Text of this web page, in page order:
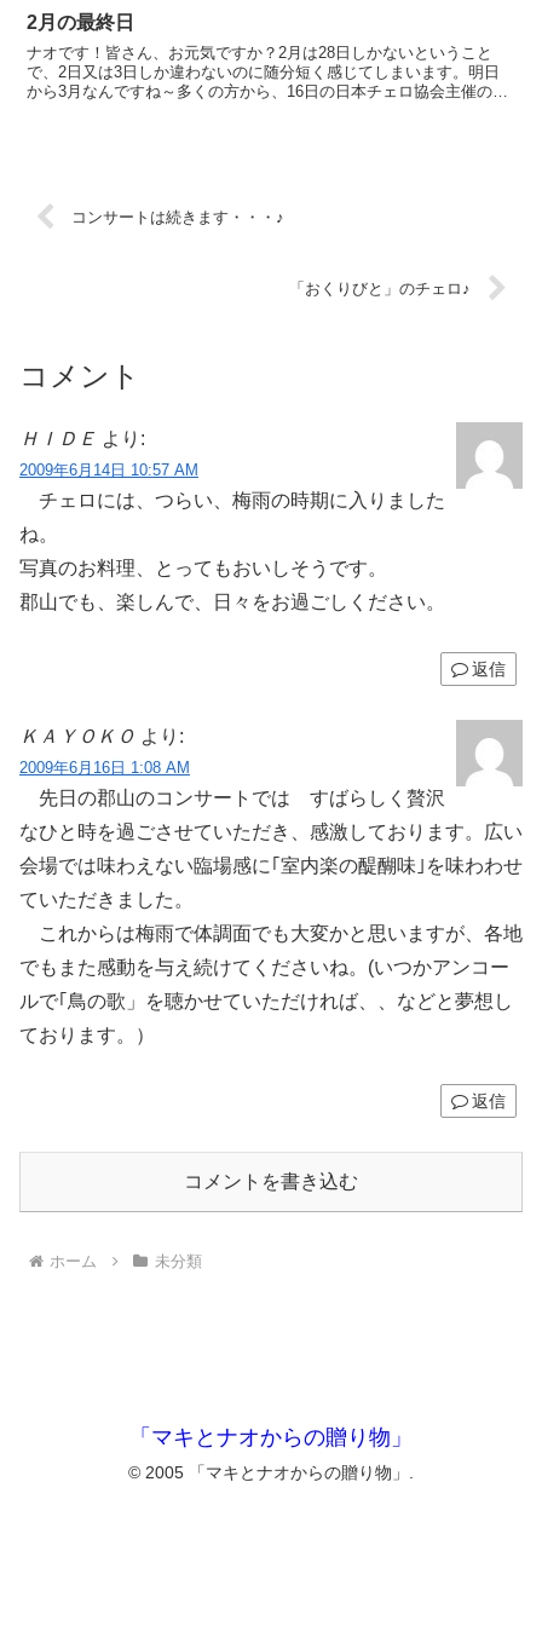
2月の最終日
ナオです！皆さん、お元気ですか？2月は28日しかないということ
で、2日又は3日しか違わないのに随分短く感じてしまいます。明日
から3月なんですね～多くの方から、16日の日本チェロ協会主催の
コンサートは続きます・・・♪
「おくりびと」のチェロ♪
コメント
ＨＩＤＥ より:
2009年6月14日 10:57 AM
チェロには、つらい、梅雨の時期に入りました
ね。
写真のお料理、とってもおいしそうです。
郡山でも、楽しんで、日々をお過ごしください。
返信
ＫＡＹＯＫＯ より:
2009年6月16日 1:08 AM
先日の郡山のコンサートでは すばらしく贅沢
なひと時を過ごさせていただき、感激しております。広い
会場では味わえない臨場感に｢室内楽の醍醐味｣を味わわせ
ていただきました。
これからは梅雨で体調面でも大変かと思いますが、各地
でもまた感動を与え続けてくださいね。(いつかアンコー
ルで｢鳥の歌」を聴かせていただければ、、などと夢想し
ております。）
返信
コメントを書き込む
ホーム 未分類
「マキとナオからの贈り物」
© 2005 「マキとナオからの贈り物」.